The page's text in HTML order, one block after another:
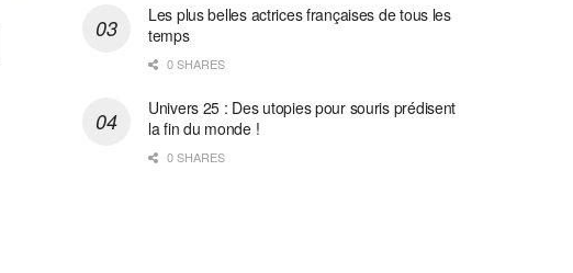
Les plus belles actrices françaises de tous les
temps
0 SHARES
Univers 25 : Des utopies pour souris prédisent
la fin du monde !
0 SHARES